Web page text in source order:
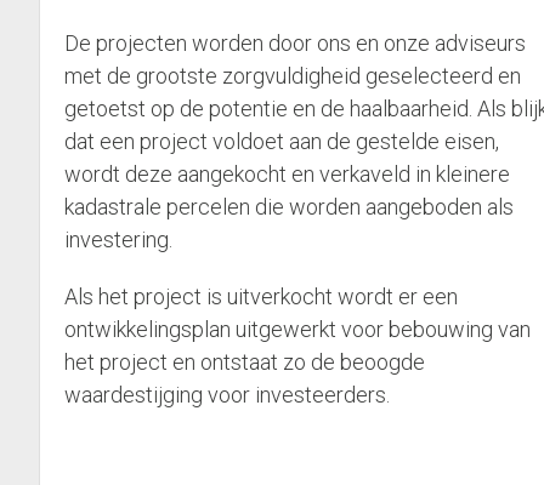
De projecten worden door ons en onze adviseurs
met de grootste zorgvuldigheid geselecteerd en
getoetst op de potentie en de haalbaarheid. Als
dat een project voldoet aan de gestelde eisen,
wordt deze aangekocht en verkaveld in kleinere
kadastrale percelen die worden aangeboden als
investering.
Als het project is uitverkocht wordt er een
ontwikkelingsplan uitgewerkt voor bebouwing van
het project en ontstaat zo de beoogde
waardestijging voor investeerders.